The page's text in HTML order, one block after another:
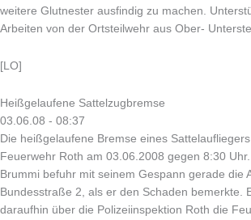
weitere Glutnester ausfindig zu machen.
Arbeiten von der Ortsteilwehr aus Ober-
[LO]
Heißgelaufene Sattelzugbremse
03.06.08 - 08:37
Die heißgelaufene Bremse eines
Feuerwehr Roth am 03.06.2008 gegen 8:30
Brummi befuhr mit seinem Gespann gerade die
Bundesstraße 2, als er den Schaden bemerkte.
daraufhin über die Polizeiinspektion Roth die